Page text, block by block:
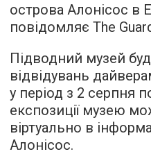
острова Алонісос в
повідомляє The
Підводний музей
відвідувань
у період з 2 серпня
експозиції музею
віртуально в
Алонісос.